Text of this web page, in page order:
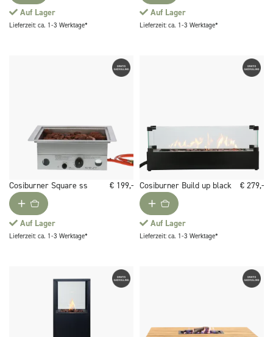
Auf Lager
Lieferzeit: ca. 1-3 Werktage*
Auf Lager
Lieferzeit: ca. 1-3 Werktage*
Cosiburner Square ss € 199,-
Auf Lager
Lieferzeit: ca. 1-3 Werktage*
Cosiburner Build up black € 279,-
Auf Lager
Lieferzeit: ca. 1-3 Werktage*